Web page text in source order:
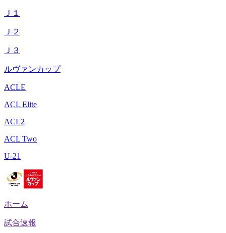
Ｊ１
Ｊ２
Ｊ３
ルヴァンカップ
ACLE
ACL Elite
ACL2
ACL Two
U-21
ホーム
試合速報